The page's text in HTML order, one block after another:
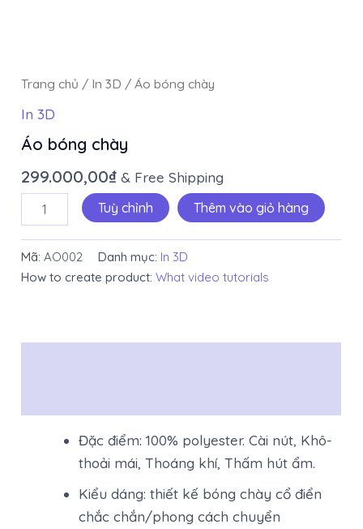
Trang chủ / In 3D / Áo bóng chày
In 3D
Áo bóng chày
299.000,00₫ & Free Shipping
Tuỳ chỉnh Thêm vào giỏ hàng
Mã:AO002 Danh mục: In 3D
How to create product:What video tutorials
Đặc điểm: 100% polyester. Cài nút, Khô-
thoải mái, Thoáng khí, Thấm hút ẩm.
Kiểu dáng: thiết kế bóng chày cổ điển
chắc chắn/phong cách chuyển